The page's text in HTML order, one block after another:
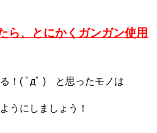
ら、とにかくガンガン使用
！( ﾟдﾟ ) と思ったモノは
うにしましょう！